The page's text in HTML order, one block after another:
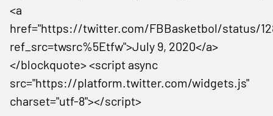
<a
href="https://twitter.com/FBBasketbol/status/
ref_src=twsrc%5Etfw">July 9, 2020</a>
</blockquote> <script async
src="https://platform.twitter.com/widgets.js"
charset="utf-8"></script>